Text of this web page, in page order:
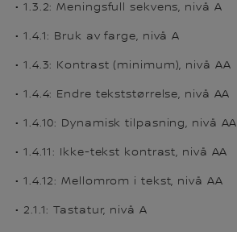
• 1.3.2: Meningsfull sekvens, nivå A
• 1.4.1: Bruk av farge, nivå A
• 1.4.3: Kontrast (minimum), nivå AA
• 1.4.4: Endre tekststørrelse, nivå AA
• 1.4.10: Dynamisk tilpasning, nivå AA
• 1.4.11: Ikke-tekst kontrast, nivå AA
• 1.4.12: Mellomrom i tekst, nivå AA
• 2.1.1: Tastatur, nivå A